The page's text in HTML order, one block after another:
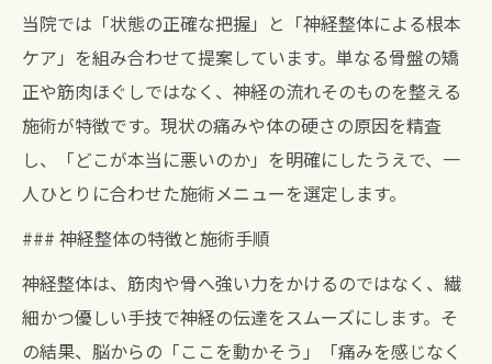
当院では「状態の正確な把握」と「神経整体による根本
ケア」を組み合わせて提案しています。単なる骨盤の矯
正や筋肉ほぐしではなく、神経の流れそのものを整える
施術が特徴です。現状の痛みや体の硬さの原因を精査
し、「どこが本当に悪いのか」を明確にしたうえで、一
人ひとりに合わせた施術メニューを選定します。
### 神経整体の特徴と施術手順
神経整体は、筋肉や骨へ強い力をかけるのではなく、繊
細かつ優しい手技で神経の伝達をスムーズにします。そ
の結果、脳からの「ここを動かそう」「痛みを感じなく